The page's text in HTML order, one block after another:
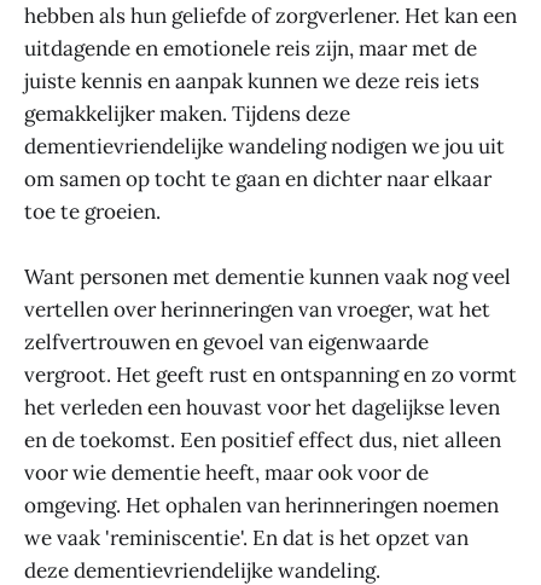
hebben als hun geliefde of zorgverlener. Het kan een
uitdagende en emotionele reis zijn, maar met de
juiste kennis en aanpak kunnen we deze reis iets
gemakkelijker maken. Tijdens deze
dementievriendelijke wandeling nodigen we jou uit
om samen op tocht te gaan en dichter naar elkaar
toe te groeien.
Want personen met dementie kunnen vaak nog veel
vertellen over herinneringen van vroeger, wat het
zelfvertrouwen en gevoel van eigenwaarde
vergroot. Het geeft rust en ontspanning en zo vormt
het verleden een houvast voor het dagelijkse leven
en de toekomst. Een positief effect dus, niet alleen
voor wie dementie heeft, maar ook voor de
omgeving. Het ophalen van herinneringen noemen
we vaak 'reminiscentie'. En dat is het opzet van
deze dementievriendelijke wandeling.